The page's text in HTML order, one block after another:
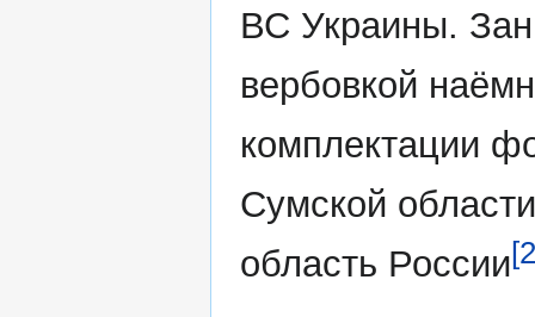
ВС Украины.
вербовкой
комплектации
Сумской
область России